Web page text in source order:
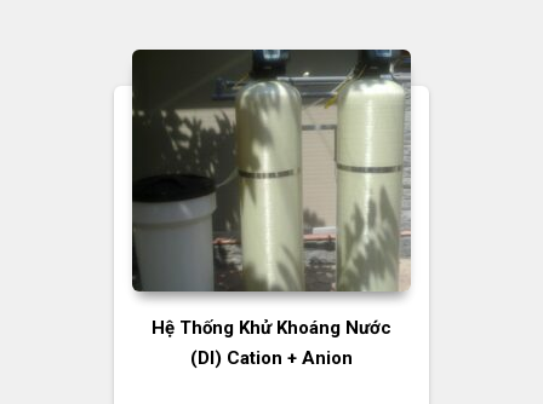
Hệ Thống Khử Khoáng Nước
(DI) Cation + Anion